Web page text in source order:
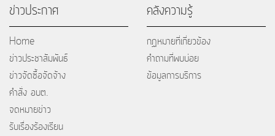
ข่าวประกาศ
Home
ข่าวประชาสัมพันธ์
ข่าวจัดซื้อจัดจ้าง
คำสั่ง อบต.
จดหมายข่าว
รับเรื่องร้องเรียน
คลังความรู้
กฏหมายที่เกี่ยวข้อง
คำถามที่พบบ่อย
ข้อมูลการบริการ